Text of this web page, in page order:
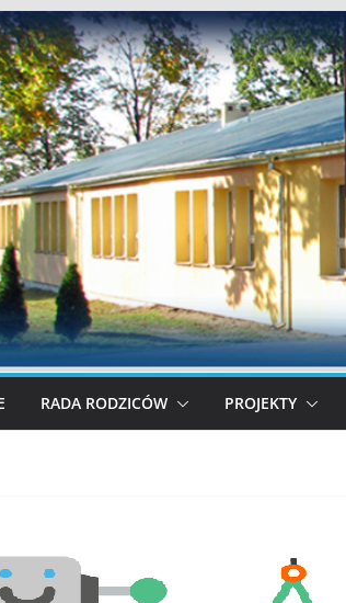
RADA RODZICÓW PROJEKTY